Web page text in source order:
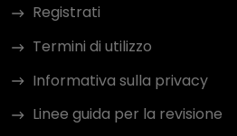
Registrati
Termini di utilizzo
Informativa sulla privacy
Linee guida per la revisione